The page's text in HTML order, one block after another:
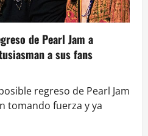
de Pearl Jam a
a sus fans
regreso de Pearl Jam
tomando fuerza y ya